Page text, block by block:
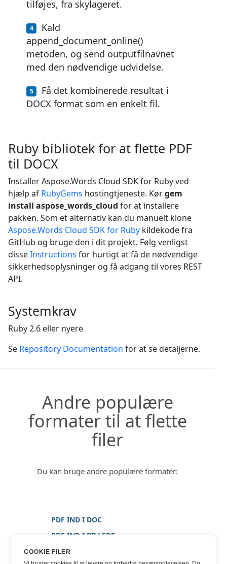
tilføjes, fra skylageret.
Kald
append_document_online()
metoden, og send outputfilnavnet
med den nødvendige udvidelse.
Få det kombinerede resultat i
DOCX format som en enkelt fil.
Ruby bibliotek for at flette PDF
til DOCX
Installer Aspose.Words Cloud SDK for Ruby ved
hjælp af RubyGems hostingtjeneste. Kørgem
install aspose_words_cloud for at installere
pakken. Som et alternativ kan du manuelt klone
Aspose.Words Cloud SDK for Ruby kildekode fra
GitHub og bruge den i dit projekt. Følg venligst
disseInstructions for hurtigt at få de nødvendige
sikkerhedsoplysninger og få adgang til vores REST
API.
Systemkrav
Ruby 2.6 eller nyere
Se Repository Documentation for at se detaljerne.
Andre populære
formater til at flette
filer
Du kan bruge andre populære formater:
PDF IND I DOC
PDF IND I BILLEDE
PDF IND I JPG
COOKIE FILER